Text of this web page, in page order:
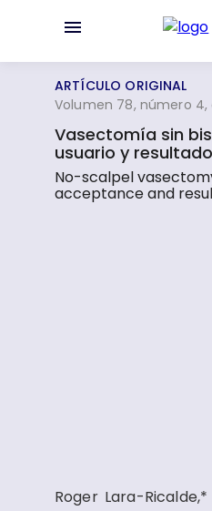
ARTÍCULO ORIGINAL
Volumen 78, número 4,
Vasectomía sin
usuario y
No-scalpel
acceptance and
Roger Lara-